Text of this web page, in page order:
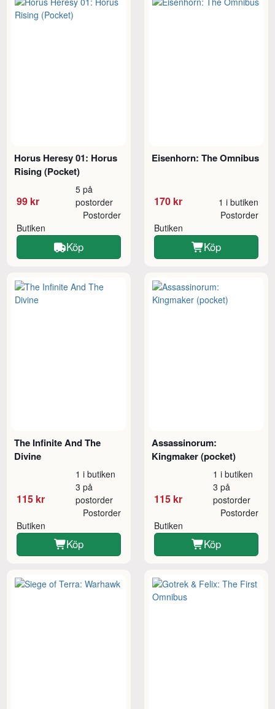
Horus Heresy 01: Horus
Rising (Pocket)
99 kr
5 på
postorder
Butiken
Postorder
Köp
Eisenhorn: The Omnibus
170 kr 1 i butiken
Butiken
Postorder
Köp
The Infinite And The
Divine
115 kr
1 i butiken
3 på
postorder
Butiken
Postorder
Köp
Assassinorum:
Kingmaker (pocket)
115 kr
1 i butiken
3 på
postorder
Butiken
Postorder
Köp